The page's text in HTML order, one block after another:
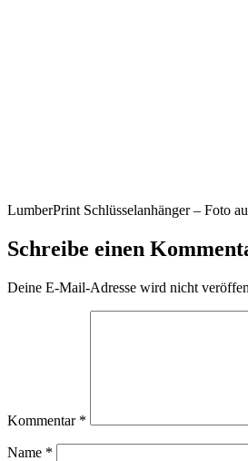
LumberPrint Schlüsselanhänger – Foto
Schreibe einen
Deine E-Mail-Adresse wird nicht
Kommentar *
Name *